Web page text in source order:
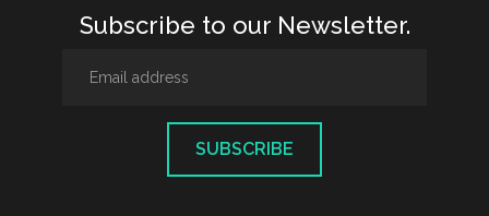
Subscribe to our Newsletter.
SUBSCRIBE